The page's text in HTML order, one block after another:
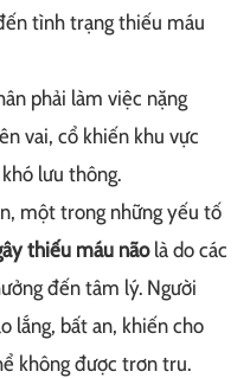
tình trạng thiếu máu
phải làm việc nặng
vai, cổ khiến khu vực
lưu thông.
một trong những yếu tố
thiếu máu nãolà do các
đến tâm lý. Người
lắng, bất an, khiến cho
không được trơn tru.